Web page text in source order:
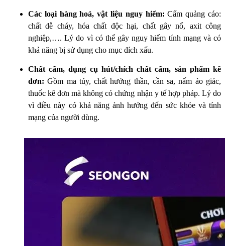
Các loại hàng hoá, vật liệu nguy hiểm:Cấm quảng cáo:
chất dễ cháy, hóa chất độc hại, chất gây nổ, axit công
nghiệp,…. Lý do vì có thể gây nguy hiểm tính mạng và có
khả năng bị sử dụng cho mục đích xấu.
Chất cấm, dụng cụ hút/chích chất cấm, sản phẩm kê
đơn:Gồm ma túy, chất hướng thần, cần sa, nấm ảo giác,
thuốc kê đơn mà không có chứng nhận y tế hợp pháp. Lý do
vì điều này có khả năng ảnh hưởng đến sức khỏe và tính
mạng của người dùng.